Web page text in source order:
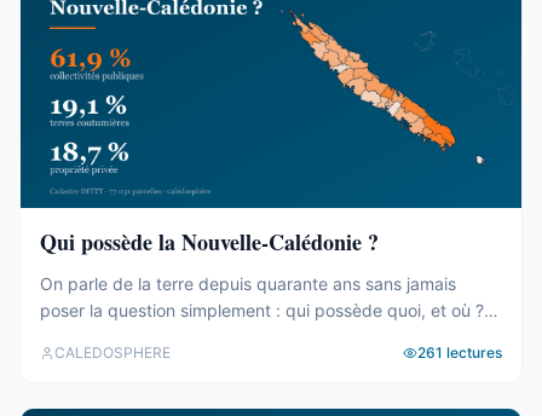
Qui possède la Nouvelle-Calédonie ?
On parle de la terre depuis quarante ans sans jamais
poser la question simplement : qui possède quoi, et où ?
agrégé ses 77 031 parcelles. Le résultat tient en trois
CALEDOSPHERE 261 lectures